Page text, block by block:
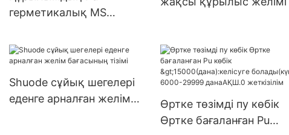
герметикалық MS
үшін арнайы жоғары так
Shuode сұйық шегелері
еденге арналған желім
Өртке төзімді пу көбік
Өртке бағаланған Pu